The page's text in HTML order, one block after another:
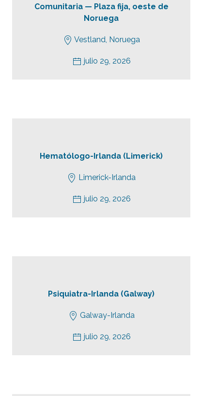
Comunitaria — Plaza fija, oeste de
Noruega
Vestland, Noruega
julio 29, 2026
Hematólogo-Irlanda (Limerick)
Limerick-Irlanda
julio 29, 2026
Psiquiatra-Irlanda (Galway)
Galway-Irlanda
julio 29, 2026